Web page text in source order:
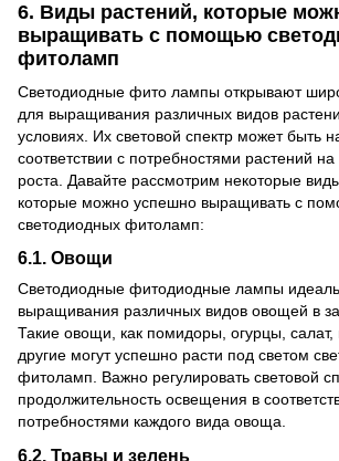
6. Виды растений, которые
выращивать с помощью
фитоламп
Светодиодные фито лампы открывают
для выращивания различных видов
условиях. Их световой спектр может быть
соответствии с потребностями растений
роста. Давайте рассмотрим некоторые
которые можно успешно выращивать с
светодиодных фитоламп:
6.1. Овощи
Светодиодные фитодиодные лампы
выращивания различных видов овощей в
Такие овощи, как помидоры, огурцы, салат,
другие могут успешно расти под светом
фитоламп. Важно регулировать световой
продолжительность освещения в
потребностями каждого вида овоща.
6.2. Травы и зелень